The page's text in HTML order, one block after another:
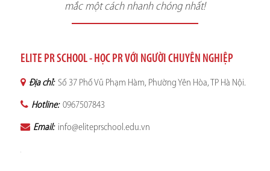
mắc một cách nhanh chóng nhất!
ELITE PR SCHOOL - HỌC PR VỚI NGƯỜI CHUYÊN NGHIỆP
Địa chỉ: Số 37 Phố Vũ Phạm Hàm, Phường Yên Hòa, TP Hà Nội.
Hotline: 0967507843
Email: info@eliteprschool.edu.vn